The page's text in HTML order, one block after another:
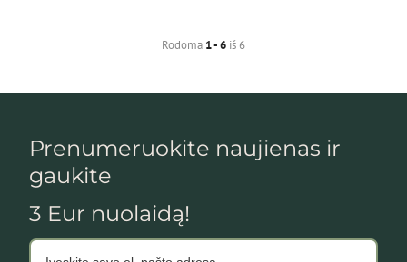
Rodoma 1 - 6 iš 6
Prenumeruokite naujienas ir
gaukite
3 Eur nuolaidą!